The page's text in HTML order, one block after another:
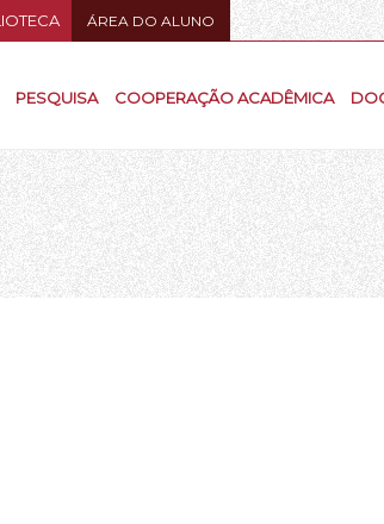
ÁREA DO ALUNO
PESQUISA COOPERAÇÃO ACADÊMICA